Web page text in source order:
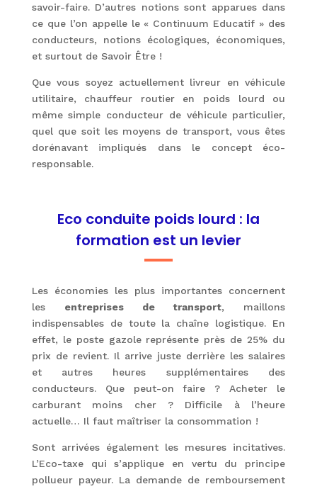
savoir-faire. D’autres notions sont apparues dans
ce que l’on appelle le « Continuum Educatif » des
conducteurs, notions écologiques, économiques,
et surtout de Savoir Être !
Que vous soyez actuellement livreur en véhicule
utilitaire, chauffeur routier en poids lourd ou
même simple conducteur de véhicule particulier,
quel que soit les moyens de transport, vous êtes
dorénavant impliqués dans le concept éco-
responsable.
Eco conduite poids lourd : la
formation est un levier
Les économies les plus importantes concernent
les entreprises de transport, maillons
indispensables de toute la chaîne logistique. En
effet, le poste gazole représente près de 25% du
prix de revient. Il arrive juste derrière les salaires
et autres heures supplémentaires des
conducteurs. Que peut-on faire ? Acheter le
carburant moins cher ? Difficile à l’heure
actuelle… Il faut maîtriser la consommation !
Sont arrivées également les mesures incitatives.
L’Eco-taxe qui s’applique en vertu du principe
pollueur payeur. La demande de remboursement